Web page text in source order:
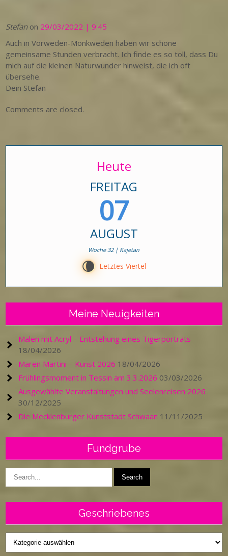
Stefanon 29/03/2022 | 9:45
Auch in Vorweden-Mönkweden haben wir schöne
gemeinsame Stunden verbracht. Ich finde es so toll, dass Du
mich auf die kleinen Naturwunder hinweist, die ich oft
übersehe.
Dein Stefan
Comments are closed.
Heute
FREITAG
07
AUGUST
Woche 32 | Kajetan
V Letztes Viertel
Meine Neuigkeiten
Malen mit Acryl – Entstehung eines Tigerporträts
18/04/2026
Maren Martini – Kunst 2026 18/04/2026
Frühlingsmoment in Tessin am 3.3.2026 03/03/2026
Ausgewählte Veranstaltungen und Seelenreisen 2026
30/12/2025
Die Mecklenburger Kunststadt Schwaan 11/11/2025
Fundgrube
Geschriebenes
Geschriebenes